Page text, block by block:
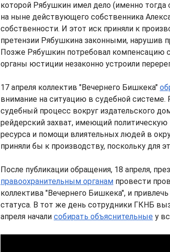
которой Рябушкин имел дело (именно тогда
на ныне действующего собственника
собственности. И этот иск приняли к
претензии Рябушкина законными, нарушив
Позже Рябушкин потребовал компенсацию
органы юстиции незаконно устроили
17 апреля коллектив "Вечернего Бишкека"
внимание на ситуацию в судебной системе.
судебный процесс вокруг издательского
рейдерский захват, имеющий
ресурса и помощи влиятельных людей в
приняли бы к производству, поскольку для
После публикации обращения, 18 апреля,
правоохранительным органам провести
коллектива "Вечернего Бишкека", и
статуса. В тот же день сотрудники ГКНБ
апреля начали собирать объяснительные у